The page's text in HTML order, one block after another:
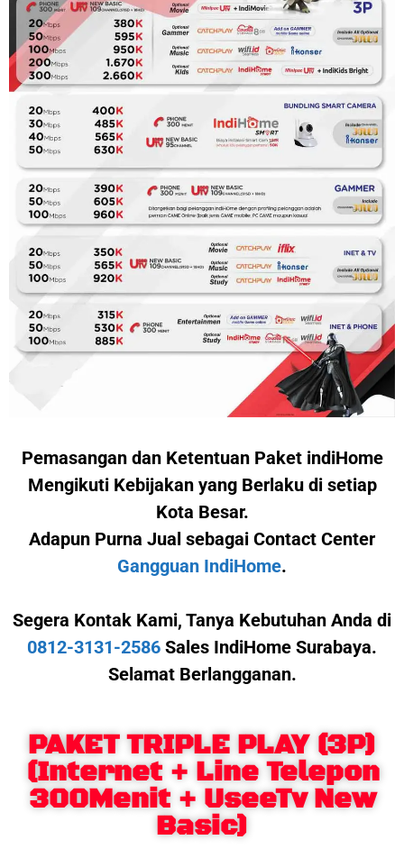
Pemasangan dan Ketentuan Paket indiHome
Mengikuti Kebijakan yang Berlaku di setiap
Kota Besar.
Adapun Purna Jual sebagai Contact Center
Gangguan IndiHome.
Segera Kontak Kami, Tanya Kebutuhan Anda di
0812-3131-2586 Sales IndiHome Surabaya.
Selamat Berlangganan.
PAKET TRIPLE PLAY (3P)
(Internet + Line Telepon
300Menit + UseeTv New
Basic)